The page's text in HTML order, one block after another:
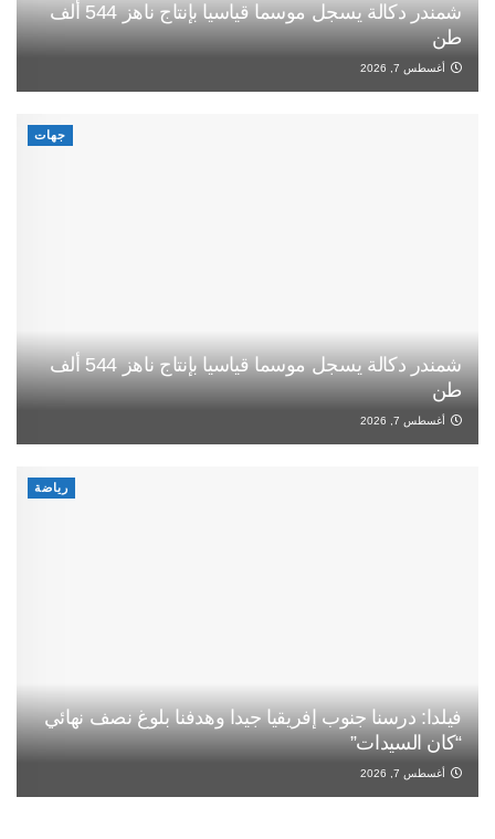
شمندر دكالة يسجل موسما قياسيا بإنتاج ناهز 544 ألف
طن
أغسطس 7, 2026
جهات
شمندر دكالة يسجل موسما قياسيا بإنتاج ناهز 544 ألف
طن
أغسطس 7, 2026
رياضة
فيلدا: درسنا جنوب إفريقيا جيدا وهدفنا بلوغ نصف نهائي
“كان السيدات”
أغسطس 7, 2026